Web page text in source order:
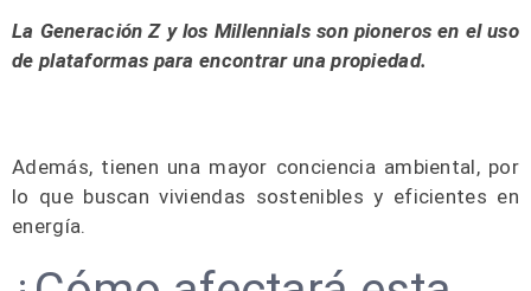
La Generación Z y los Millennials son pioneros en el uso
de plataformas para encontrar una propiedad.
Además, tienen una mayor conciencia ambiental, por
lo que buscan viviendas sostenibles y eficientes en
energía.